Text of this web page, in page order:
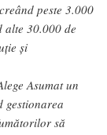
peste 3.000
alte 30.000 de
și
Asumat un
gestionarea
să